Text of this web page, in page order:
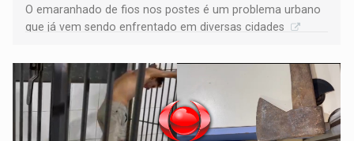
O emaranhado de fios nos postes é um problema urbano
que já vem sendo enfrentado em diversas cidades